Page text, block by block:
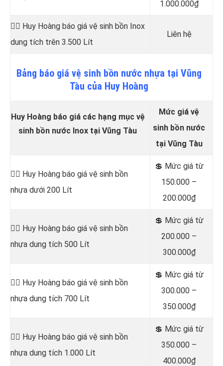
1.000.000₫
👷‍♂️ Huy Hoàng báo giá vệ sinh bồn Inox
dung tích trên 3.500 Lít
Liên hệ
Bảng báo giá vệ sinh bồn nước nhựa tại Vũng
Tàu của Huy Hoàng
Huy Hoàng báo giá các hạng mục vệ
sinh bồn nước Inox tại Vũng Tàu
Mức giá vệ
sinh bồn nước
tại Vũng Tàu
👷‍♂️ Huy Hoàng báo giá vệ sinh bồn
nhựa dưới 200 Lít
💲 Mức giá từ
150.000 –
200.000₫
👷‍♂️ Huy Hoàng báo giá vệ sinh bồn
nhựa dung tích 500 Lít
💲 Mức giá từ
200.000 –
300.000₫
👷‍♂️ Huy Hoàng báo giá vệ sinh bồn
nhựa dung tích 700 Lít
💲 Mức giá từ
300.000 –
350.000₫
👷‍♂️ Huy Hoàng báo giá vệ sinh bồn
nhựa dung tích 1.000 Lít
💲 Mức giá từ
350.000 –
400.000₫